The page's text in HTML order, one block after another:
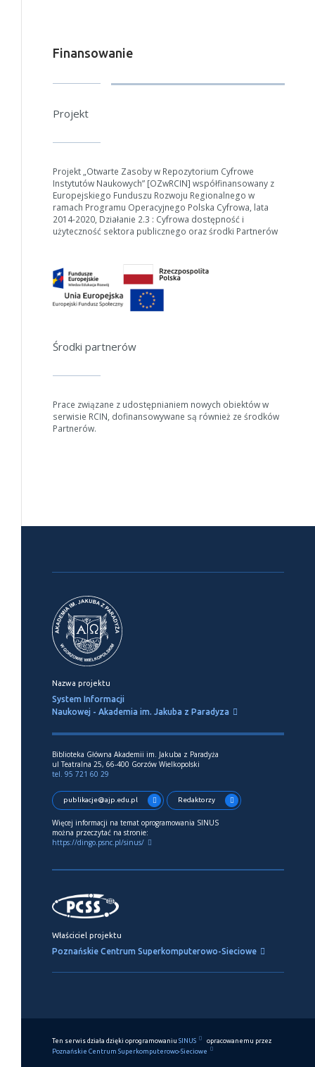
W zależności od ilości danych do przetworzenia generowanie pliku
Jeśli generowanie trwa zbyt długo można ograniczyć dane np.
Finansowanie
Projekt
Projekt „Otwarte Zasoby w Repozytorium Cyfrowe
Instytutów Naukowych” [OZwRCIN] współfinansowany z
Europejskiego Funduszu Rozwoju Regionalnego w
ramach Programu Operacyjnego Polska Cyfrowa, lata
2014-2020, Działanie 2.3 : Cyfrowa dostępność i
użyteczność sektora publicznego oraz środki Partnerów
Środki partnerów
Prace związane z udostępnianiem nowych obiektów w
serwisie RCIN, dofinansowywane są również ze środków
Partnerów.
Nazwa projektu
System Informacji
Naukowej - Akademia im. Jakuba z Paradyza
Biblioteka Główna Akademii im. Jakuba z Paradyża
ul Teatralna 25, 66-400 Gorzów Wielkopolski
tel. 95 721 60 29
publikacje@ajp.edu.pl Redaktorzy
Więcej informacji na temat oprogramowania SINUS
można przeczytać na stronie:
https://dingo.psnc.pl/sinus/
Właściciel projektu
Poznańskie Centrum Superkomputerowo-Sieciowe
Ten serwis działa dzięki oprogramowaniu SINUS
opracowanemu przez
Poznańskie Centrum Superkomputerowo-Sieciowe